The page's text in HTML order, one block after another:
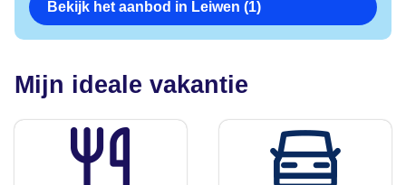
Bekijk het aanbod in Leiwen (1)
Mijn ideale vakantie